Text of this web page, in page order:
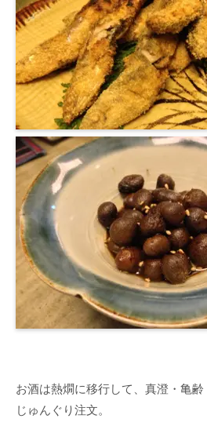
お酒は熱燗に移行して、真澄・亀
じゅんぐり注文。